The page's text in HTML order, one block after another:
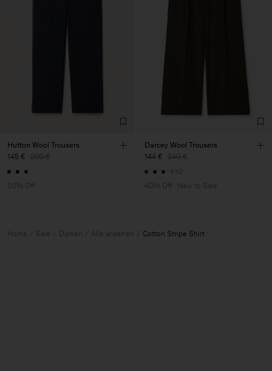
Hutton Wool Trousers
145 € 290 €
50% Off
Darcey Wool Trousers
144 € 240 €
+10
40% Off
New to Sale
Home Sale Damen Alle ansehen Cotton Stripe Shirt